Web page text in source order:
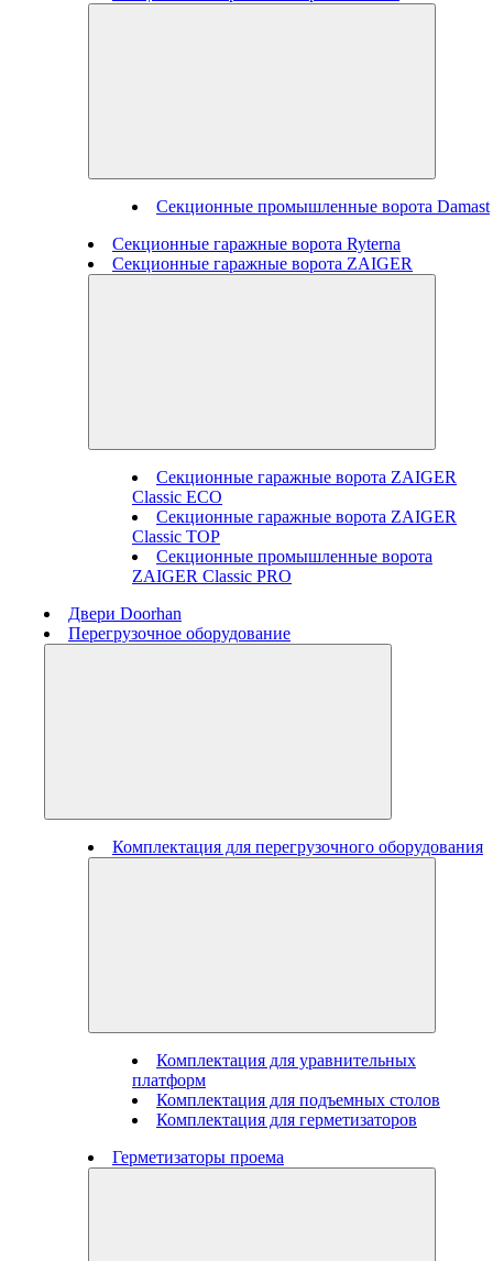
Секционные промышленные ворота Damast
Секционные гаражные ворота Ryterna
Секционные гаражные ворота ZAIGER
Секционные гаражные ворота ZAIGER
Classic ECO
Секционные гаражные ворота ZAIGER
Classic TOP
Секционные промышленные ворота
ZAIGER Classic PRO
Двери Doorhan
Перегрузочное оборудование
Комплектация для перегрузочного оборудования
Комплектация для уравнительных
платформ
Комплектация для подъемных столов
Комплектация для герметизаторов
Герметизаторы проема